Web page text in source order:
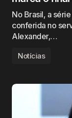
No Brasil, a
conferida no
Alexander,…
Notícias